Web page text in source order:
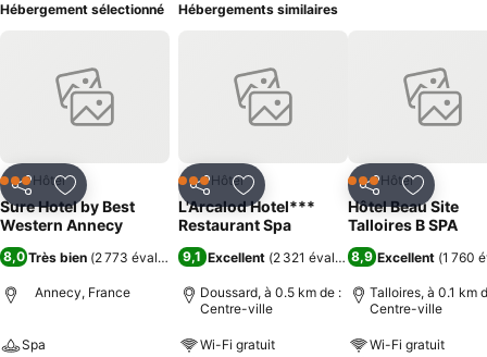
Hébergement sélectionné
PartagerAjouter à mes favoris
3 ÉtoilesHôtel
Sure Hotel by Best
Western Annecy
8,0 Très bien (2 773 évaluations )
Annecy, France
Spa
Hébergements similaires
PartagerAjouter à mes favoris
3 ÉtoilesHôtel
L'Arcalod Hotel***
Restaurant Spa
9,1 Excellent (2 321 évaluations)
Doussard, à 0.5 km de :
Centre-ville
Wi-Fi gratuit
PartagerAjouter
3 ÉtoilesHôtel
Hôtel Beau Site
Talloires B SPA
8,9 Excellent (1 760
Talloires, à 0.1 km
Centre-ville
Wi-Fi gratuit